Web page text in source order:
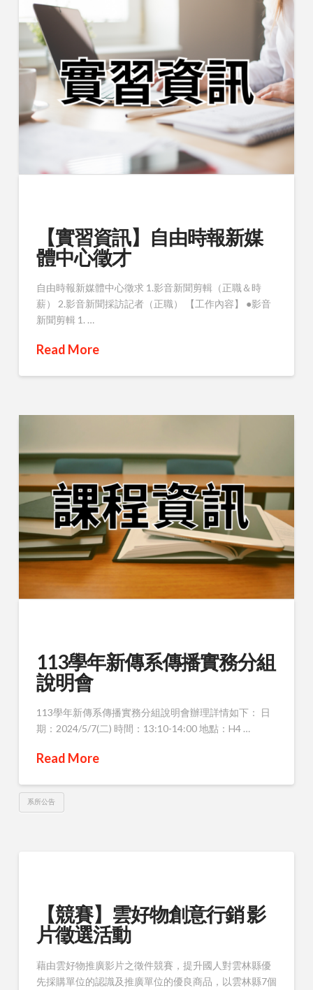
【實習資訊】自由時報新媒
體中心徵才
自由時報新媒體中心徵求 1.影音新聞剪輯（正職＆時
薪） 2.影音新聞採訪記者（正職） 【工作內容】 ●影音
新聞剪輯 1. …
Read More
113學年新傳系傳播實務分組
說明會
113學年新傳系傳播實務分組說明會辦理詳情如下： 日
期：2024/5/7(二) 時間：13:10-14:00 地點：H4 …
Read More
系所公告
【競賽】雲好物創意行銷 影
片徵選活動
藉由雲好物推廣影片之徵件競賽，提升國人對雲林縣優
先採購單位的認識及推廣單位的優良商品，以雲林縣7個